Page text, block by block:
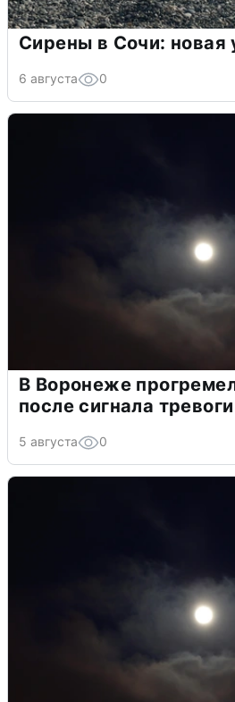
Сирены в Сочи: новая
6 августа 0
В Воронеже
после сигнала тревоги
5 августа 0